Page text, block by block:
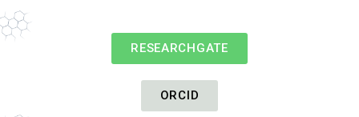
RESEARCHGATE
ORCID